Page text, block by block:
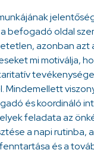
befogadó oldal
azonban azt
mi motiválja,
Mindemellett
és koordináló
feladata az
a napi rutinba,
és a